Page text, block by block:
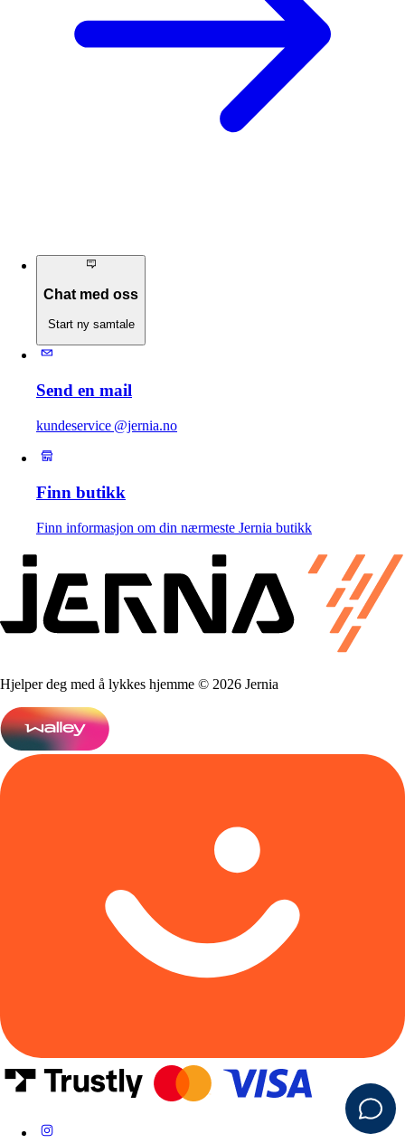
Chat med oss
Start ny samtale
Send en mail
kundeservice @jernia.no
Finn butikk
Finn informasjon om din nærmeste Jernia butikk
Hjelper deg med å lykkes hjemme © 2026 Jernia